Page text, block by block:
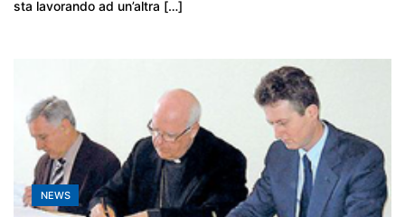
sta lavorando ad un’altra […]
NEWS